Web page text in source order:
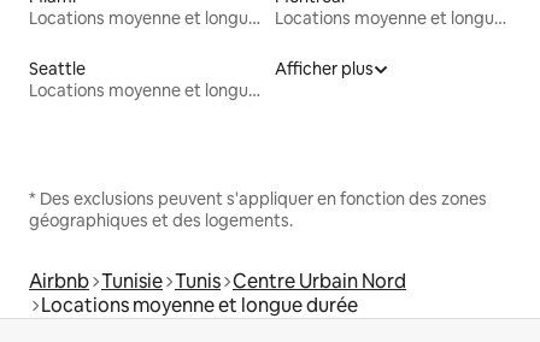
Locations moyenne et longue durée
Locations moyenne et longue durée
Seattle
Locations moyenne et longue durée
Afficher plus
* Des exclusions peuvent s'appliquer en fonction des zones
géographiques et des logements.
Airbnb Tunisie Tunis Centre Urbain Nord
Locations moyenne et longue durée